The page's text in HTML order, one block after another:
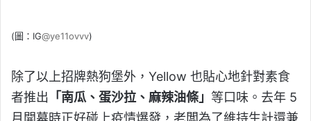
(圖：IG@ye11ovvv)
除了以上招牌熱狗堡外，Yellow 也貼心地針對素食
者推出 「南瓜、蛋沙拉、麻辣油條」 等口味。去年 5
月開幕時正好碰上疫情爆發，老闆為了維持生計還兼